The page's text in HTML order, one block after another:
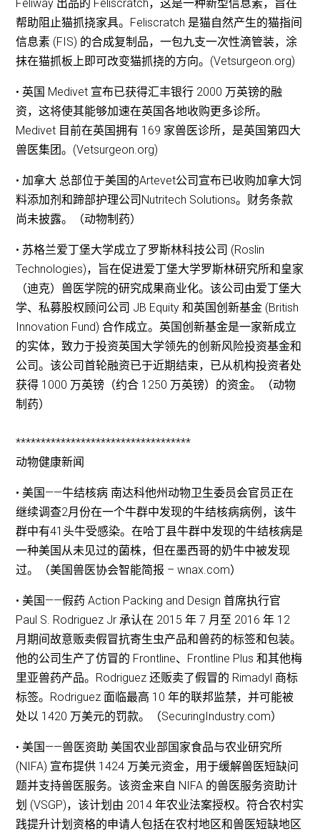
Feliway 出品的 Feliscratch，这是一种新型信息素，旨在
帮助阻止猫抓挠家具。Feliscratch 是猫自然产生的猫指间
信息素 (FIS) 的合成复制品，一包九支一次性滴管装，涂
抹在猫抓板上即可改变猫抓挠的方向。(Vetsurgeon.org)
• 英国 Medivet 宣布已获得汇丰银行 2000 万英镑的融
资，这将使其能够加速在英国各地收购更多诊所。
Medivet 目前在英国拥有 169 家兽医诊所，是英国第四大
兽医集团。(Vetsurgeon.org)
• 加拿大 总部位于美国的Artevet公司宣布已收购加拿大饲
料添加剂和蹄部护理公司Nutritech Solutions。财务条款
尚未披露。（动物制药）
• 苏格兰爱丁堡大学成立了罗斯林科技公司 (Roslin
Technologies)，旨在促进爱丁堡大学罗斯林研究所和皇家
（迪克）兽医学院的研究成果商业化。该公司由爱丁堡大
学、私募股权顾问公司 JB Equity 和英国创新基金 (British
Innovation Fund) 合作成立。英国创新基金是一家新成立
的实体，致力于投资英国大学领先的创新风险投资基金和
公司。该公司首轮融资已于近期结束，已从机构投资者处
获得 1000 万英镑（约合 1250 万英镑）的资金。（动物
制药）
***********************************
动物健康新闻
• 美国——牛结核病 南达科他州动物卫生委员会官员正在
继续调查2月份在一个牛群中发现的牛结核病病例，该牛
群中有41头牛受感染。在哈丁县牛群中发现的牛结核病是
一种美国从未见过的菌株，但在墨西哥的奶牛中被发现
过。（美国兽医协会智能简报 – wnax.com）
• 美国——假药 Action Packing and Design 首席执行官
Paul S. Rodriguez Jr 承认在 2015 年 7 月至 2016 年 12
月期间故意贩卖假冒抗寄生虫产品和兽药的标签和包装。
他的公司生产了仿冒的 Frontline、Frontline Plus 和其他梅
里亚兽药产品。Rodriguez 还贩卖了假冒的 Rimadyl 商标
标签。Rodriguez 面临最高 10 年的联邦监禁，并可能被
处以 1420 万美元的罚款。（SecuringIndustry.com）
• 美国——兽医资助 美国农业部国家食品与农业研究所
(NIFA) 宣布提供 1424 万美元资金，用于缓解兽医短缺问
题并支持兽医服务。该资金来自 NIFA 的兽医服务资助计
划 (VSGP)，该计划由 2014 年农业法案授权。符合农村实
践提升计划资格的申请人包括在农村地区和兽医短缺地区